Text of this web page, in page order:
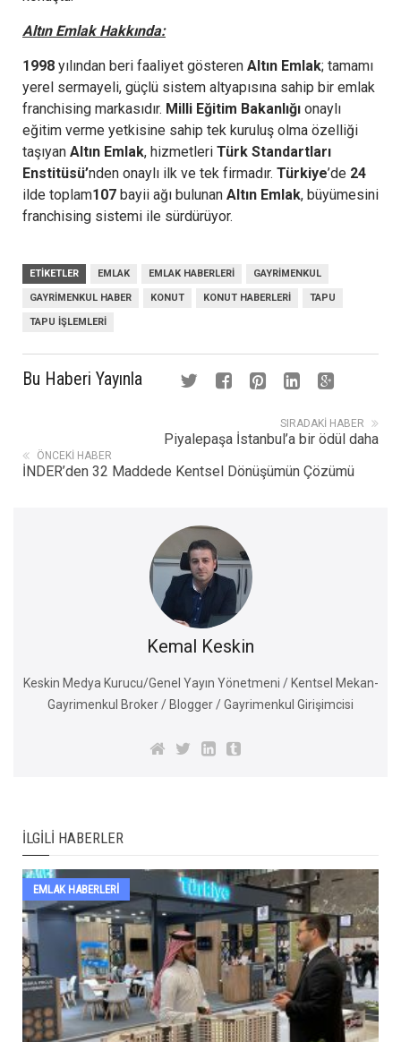
Altın Emlak Hakkında:
1998 yılından beri faaliyet gösteren Altın Emlak; tamamı
yerel sermayeli, güçlü sistem altyapısına sahip bir emlak
franchising markasıdır. Milli Eğitim Bakanlığı onaylı
eğitim verme yetkisine sahip tek kuruluş olma özelliği
taşıyan Altın Emlak, hizmetleri Türk Standartları
Enstitüsü’nden onaylı ilk ve tek firmadır. Türkiye’de 24
ilde toplam107 bayii ağı bulunan Altın Emlak, büyümesini
franchising sistemi ile sürdürüyor.
ETIKETLER EMLAK EMLAK HABERLERI GAYRIMENKUL
GAYRIMENKUL HABER KONUT KONUT HABERLERI TAPU
TAPU İŞLEMLERI
Bu Haberi Yayınla
SIRADAKI HABER
Piyalepaşa İstanbul’a bir ödül daha
ÖNCEKI HABER
İNDER’den 32 Maddede Kentsel Dönüşümün Çözümü
Kemal Keskin
Keskin Medya Kurucu/Genel Yayın Yönetmeni / Kentsel Mekan-
Gayrimenkul Broker / Blogger / Gayrimenkul Girişimcisi
İLGILI HABERLER
EMLAK HABERLERI